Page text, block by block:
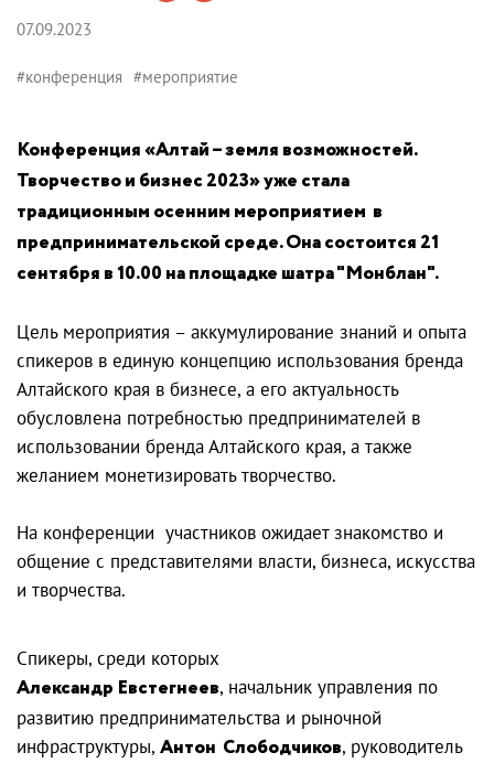
07.09.2023
#конференция #мероприятие
Конференция «Алтай – земля возможностей.
Творчество и бизнес 2023» уже стала
традиционным осенним мероприятием в
предпринимательской среде. Она состоится 21
сентября в10.00 на площадке шатра "Монблан".
Цель мероприятия – аккумулирование знаний и опыта
спикеров в единую концепцию использования бренда
Алтайского края в бизнесе, а его актуальность
обусловлена потребностью предпринимателей в
использовании бренда Алтайского края, а также
желанием монетизировать творчество.
На конференции участников ожидает знакомство и
общение с представителями власти, бизнеса, искусства
и творчества.
Спикеры, среди которых
Александр Евстегнеев, начальник управления по
развитию предпринимательства и рыночной
инфраструктуры, Антон Слободчиков, руководитель